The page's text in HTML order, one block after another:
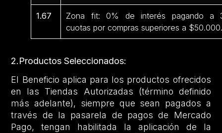
1.67
Zona fit: 0% de interés pagando a
cuotas por compras superiores a
2.Productos Seleccionados:
El Beneficio aplica para los productos ofrecidos
en las Tiendas Autorizadas (término definido
más adelante), siempre que sean pagados a
través de la pasarela de pagos de Mercado
Pago, tengan habilitada la aplicación de la